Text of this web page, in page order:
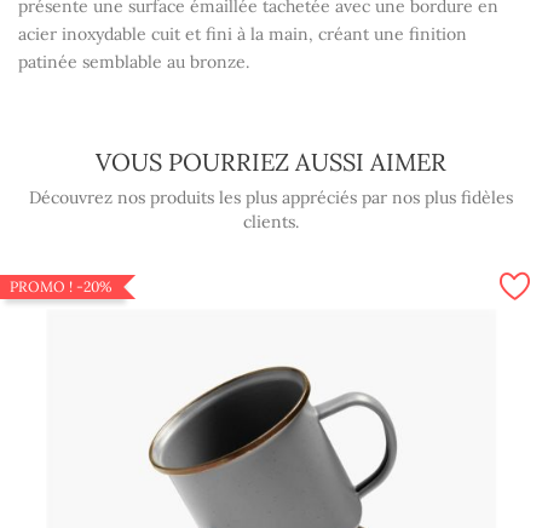
présente une surface émaillée tachetée avec une bordure en
acier inoxydable cuit et fini à la main, créant une finition
patinée semblable au bronze.
VOUS POURRIEZ AUSSI AIMER
Découvrez nos produits les plus appréciés par nos plus fidèles
clients.
PROMO ! -20%